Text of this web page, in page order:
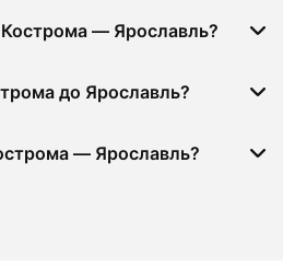
— Ярославль?
до Ярославль?
— Ярославль?